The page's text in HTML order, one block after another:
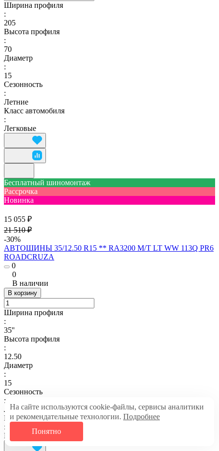
Ширина профиля
:
205
Высота профиля
:
70
Диаметр
:
15
Сезонность
:
Летние
Класс автомобиля
:
Легковые
Бесплатный шиномонтаж
Рассрочка
Новинка
15 055 ₽
21 510 ₽
-30%
АВТОШИНЫ 35/12.50 R15 ** RA3200 M/T LT WW 113Q PR6
ROADCRUZA
0
0
В наличии
В корзину
Ширина профиля
:
35''
Высота профиля
:
12.50
Диаметр
:
15
Сезонность
:
Летние
Класс автомобиля
:
Внедорожники
На сайте используются cookie-файлы, сервисы аналитики
и рекомендательные технологии. Подробнее
Понятно